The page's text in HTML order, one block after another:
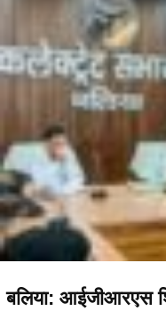
बलिया: आईजीआरएस